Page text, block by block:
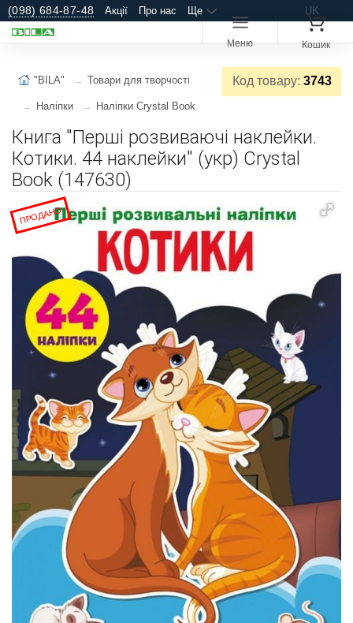
(098) 684-87-48 Акції Про нас Ще UK
Меню Кошик
Код товару: 3743
"BILA" Товари для творчості
Наліпки Наліпки Crystal Book
Книга "Перші розвиваючі наклейки.
Котики. 44 наклейки" (укр) Crystal
Book (147630)
ПРОДАНО